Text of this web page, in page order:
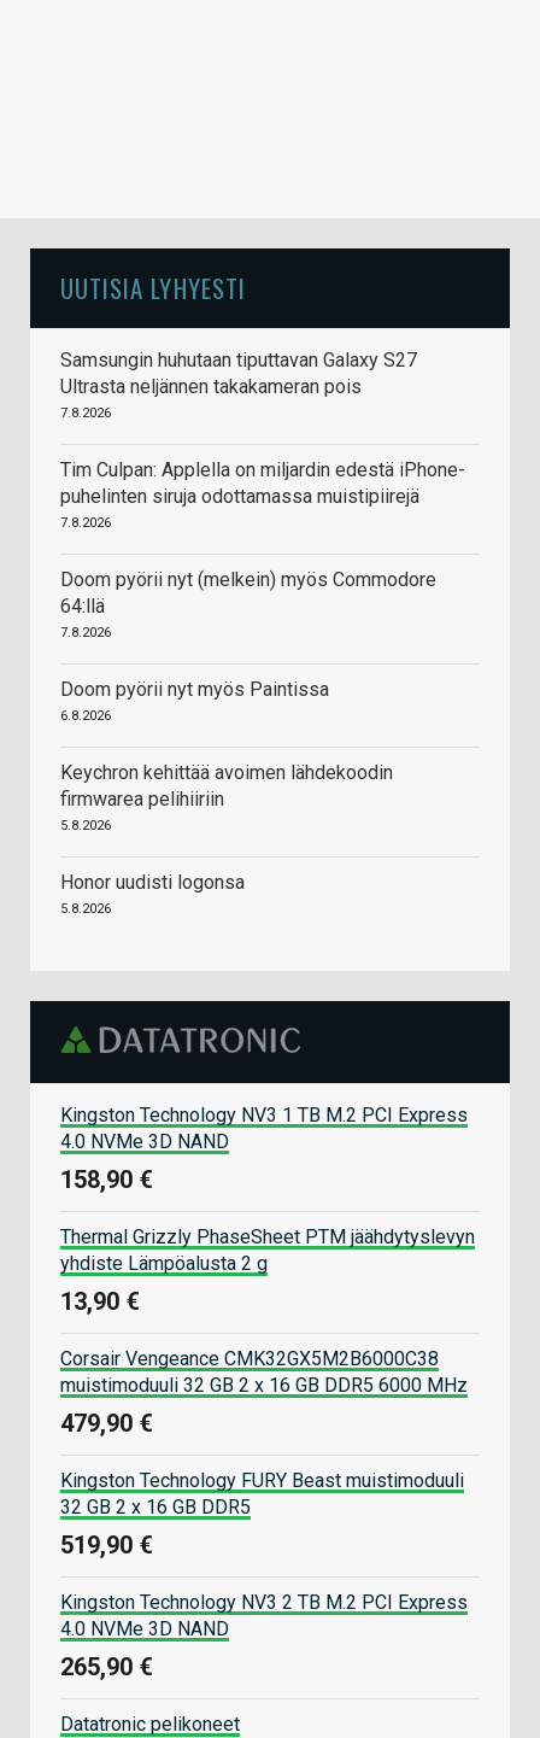
UUTISIA LYHYESTI
Samsungin huhutaan tiputtavan Galaxy S27
Ultrasta neljännen takakameran pois
7.8.2026
Tim Culpan: Applella on miljardin edestä iPhone-
puhelinten siruja odottamassa muistipiirejä
7.8.2026
Doom pyörii nyt (melkein) myös Commodore
64:llä
7.8.2026
Doom pyörii nyt myös Paintissa
6.8.2026
Keychron kehittää avoimen lähdekoodin
firmwarea pelihiiriin
5.8.2026
Honor uudisti logonsa
5.8.2026
Kingston Technology NV3 1 TB M.2 PCI Express
4.0 NVMe 3D NAND
158,90 €
Thermal Grizzly PhaseSheet PTM jäähdytyslevyn
yhdiste Lämpöalusta 2 g
13,90 €
Corsair Vengeance CMK32GX5M2B6000C38
muistimoduuli 32 GB 2 x 16 GB DDR5 6000 MHz
479,90 €
Kingston Technology FURY Beast muistimoduuli
32 GB 2 x 16 GB DDR5
519,90 €
Kingston Technology NV3 2 TB M.2 PCI Express
4.0 NVMe 3D NAND
265,90 €
Datatronic pelikoneet